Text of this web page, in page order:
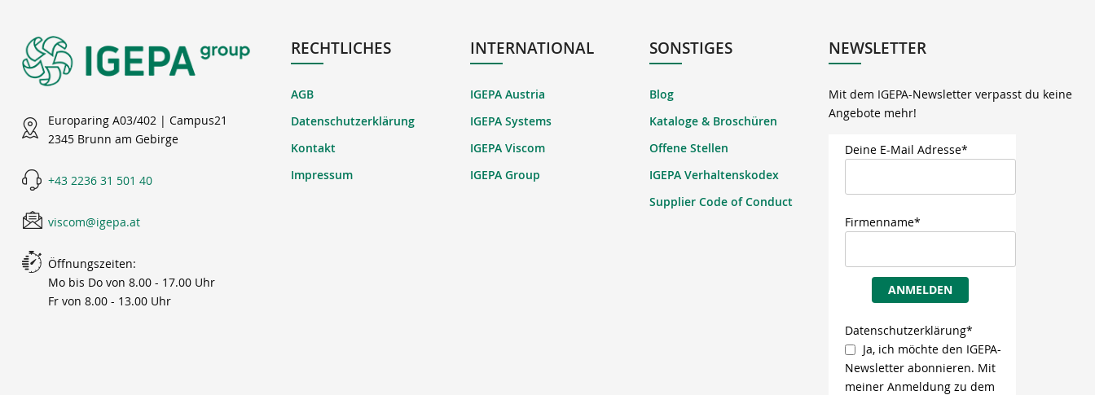
Europaring A03/402 | Campus21
2345 Brunn am Gebirge
+43 2236 31 501 40
viscom@igepa.at
Öffnungszeiten:
Mo bis Do von 8.00 - 17.00 Uhr
Fr von 8.00 - 13.00 Uhr
RECHTLICHES
AGB
Datenschutzerklärung
Kontakt
Impressum
INTERNATIONAL
IGEPA Austria
IGEPA Systems
IGEPA Viscom
IGEPA Group
SONSTIGES
Blog
Kataloge & Broschüren
Offene Stellen
IGEPA Verhaltenskodex
Supplier Code of Conduct
NEWSLETTER
Mit dem IGEPA-Newsletter verpasst du keine
Angebote mehr!
Deine E-Mail Adresse*
Firmenname*
ANMELDEN
Datenschutzerklärung*
Ja, ich möchte den IGEPA-
Newsletter abonnieren. Mit
meiner Anmeldung zu dem